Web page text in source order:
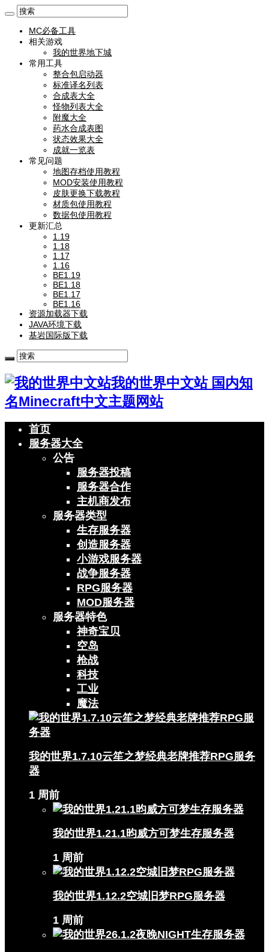
MC必备工具
相关游戏
我的世界地下城
常用工具
整合包启动器
标准译名列表
合成表大全
怪物列表大全
附魔大全
药水合成表图
状态效果大全
成就一览表
常见问题
地图存档使用教程
MOD安装使用教程
皮肤更换下载教程
材质包使用教程
数据包使用教程
更新汇总
1.19
1.18
1.17
1.16
BE1.19
BE1.18
BE1.17
BE1.16
资源加载器下载
JAVA环境下载
基岩国际版下载
我的世界中文站 国内知
名Minecraft中文主题网站
首页
服务器大全
公告
服务器投稿
服务器合作
主机商发布
服务器类型
生存服务器
创造服务器
小游戏服务器
战争服务器
RPG服务器
MOD服务器
服务器特色
神奇宝贝
空岛
枪战
科技
工业
魔法
我的世界1.7.10云笙之梦经典老牌推荐RPG服务
器
1 周前
我的世界1.21.1昀威方可梦生存服务器
1 周前
我的世界1.12.2空城旧梦RPG服务器
1 周前